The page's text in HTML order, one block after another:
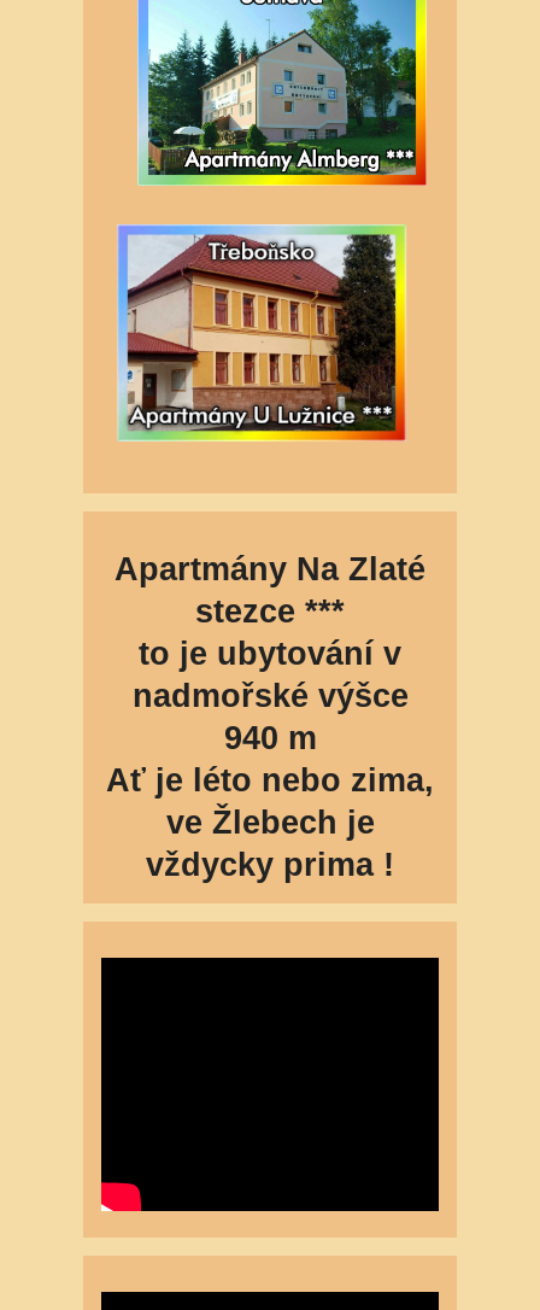
Apartmány Na Zlaté
stezce ***
to je ubytování v
nadmořské výšce
940 m
Ať je léto nebo zima,
ve Žlebech je
vždycky prima !